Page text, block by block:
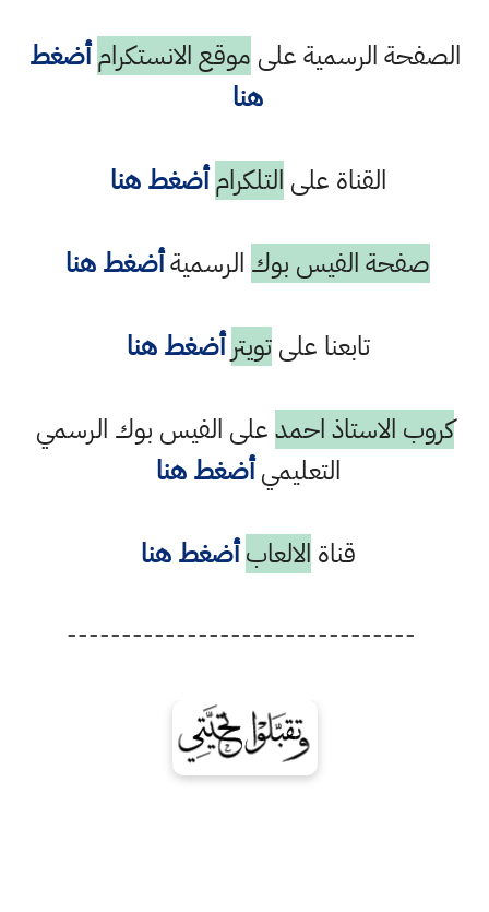
الصفحة الرسمية على موقع الانستكرام أضغط
هنا
القناة على التلكرام أضغط هنا
صفحة الفيس بوك الرسميةأضغط هنا
تابعنا علىتويتر أضغط هنا
كروب الاستاذ احمدعلى الفيس بوك الرسمي
التعليميأضغط هنا
قناة الالعاب أضغط هنا
--------------------------------